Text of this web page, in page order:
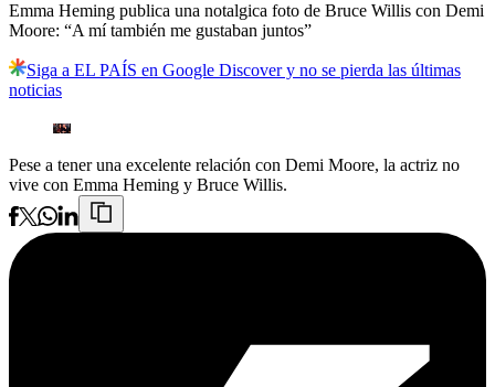
Emma Heming publica una notalgica foto de Bruce Willis con Demi
Moore: “A mí también me gustaban juntos”
Siga a EL PAÍS en Google Discover y no se pierda las últimas
noticias
Pese a tener una excelente relación con Demi Moore, la actriz no
vive con Emma Heming y Bruce Willis.